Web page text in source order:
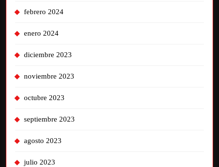
febrero 2024
enero 2024
diciembre 2023
noviembre 2023
octubre 2023
septiembre 2023
agosto 2023
julio 2023